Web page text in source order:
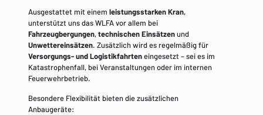
Ausgestattet mit einemleistungsstarken Kran,
unterstützt uns das WLFA vor allem bei
Fahrzeugbergungen,technischen Einsätzenund
Unwettereinsätzen. Zusätzlich wird es regelmäßig für
Versorgungs- und Logistikfahrteneingesetzt – sei es im
Katastrophenfall, bei Veranstaltungen oder im internen
Feuerwehrbetrieb.
Besondere Flexibilität bieten die zusätzlichen
Anbaugeräte: